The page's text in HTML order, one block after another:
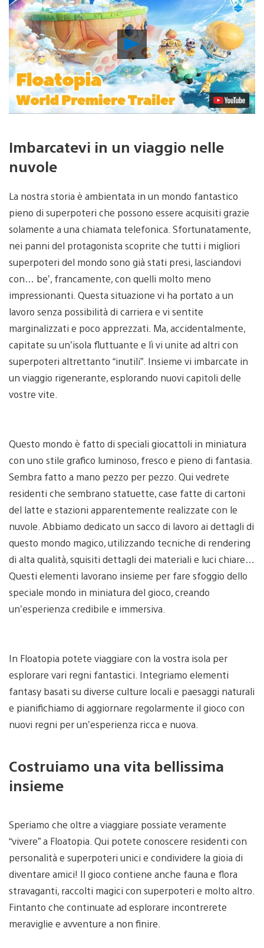
Riproduci
video
Imbarcatevi in un viaggio nelle
nuvole
La nostra storia è ambientata in un mondo fantastico
pieno di superpoteri che possono essere acquisiti grazie
solamente a una chiamata telefonica. Sfortunatamente,
nei panni del protagonista scoprite che tutti i migliori
superpoteri del mondo sono già stati presi, lasciandovi
con… be’, francamente, con quelli molto meno
impressionanti. Questa situazione vi ha portato a un
lavoro senza possibilità di carriera e vi sentite
marginalizzati e poco apprezzati. Ma, accidentalmente,
capitate su un’isola fluttuante e lì vi unite ad altri con
superpoteri altrettanto “inutili”. Insieme vi imbarcate in
un viaggio rigenerante, esplorando nuovi capitoli delle
vostre vite.
Questo mondo è fatto di speciali giocattoli in miniatura
con uno stile grafico luminoso, fresco e pieno di fantasia.
Sembra fatto a mano pezzo per pezzo. Qui vedrete
residenti che sembrano statuette, case fatte di cartoni
del latte e stazioni apparentemente realizzate con le
nuvole. Abbiamo dedicato un sacco di lavoro ai dettagli di
questo mondo magico, utilizzando tecniche di rendering
di alta qualità, squisiti dettagli dei materiali e luci chiare…
Questi elementi lavorano insieme per fare sfoggio dello
speciale mondo in miniatura del gioco, creando
un’esperienza credibile e immersiva.
In Floatopia potete viaggiare con la vostra isola per
esplorare vari regni fantastici. Integriamo elementi
fantasy basati su diverse culture locali e paesaggi naturali
e pianifichiamo di aggiornare regolarmente il gioco con
nuovi regni per un’esperienza ricca e nuova.
Costruiamo una vita bellissima
insieme
Speriamo che oltre a viaggiare possiate veramente
“vivere” a Floatopia. Qui potete conoscere residenti con
personalità e superpoteri unici e condividere la gioia di
diventare amici! Il gioco contiene anche fauna e flora
stravaganti, raccolti magici con superpoteri e molto altro.
Fintanto che continuate ad esplorare incontrerete
meraviglie e avventure a non finire.